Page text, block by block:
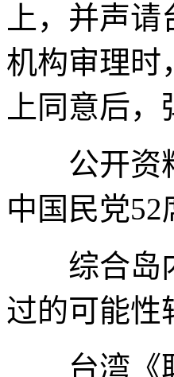
上，并声
机构审理时
上同意后
公开资料
中国民党
综合岛内
过的可能性
台湾《联